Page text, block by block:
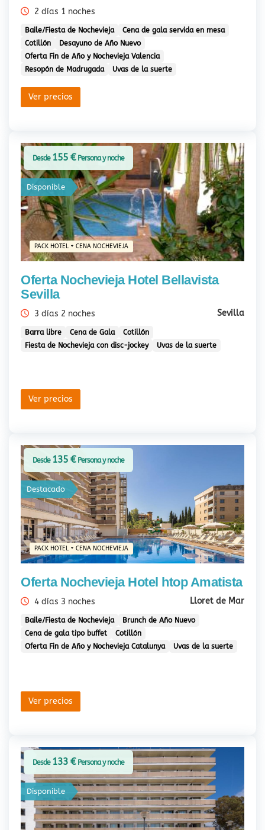
2 días 1 noches
Baile/Fiesta de Nochevieja
Cena de gala servida en mesa
Cotillón
Desayuno de Año Nuevo
Oferta Fin de Año y Nochevieja Valencia
Resopón de Madrugada
Uvas de la suerte
Ver precios
PACK HOTEL + CENA NOCHEVIEJA
Disponible
Oferta Nochevieja Hotel Bellavista
Sevilla
3 días 2 noches Sevilla
Barra libre Cena de Gala
Cotillón
Fiesta de Nochevieja con disc-jockey
Uvas de la suerte
Ver precios
Desde 155 €Persona y noche
PACK HOTEL + CENA NOCHEVIEJA
Destacado
Oferta Nochevieja Hotel htop Amatista
4 días 3 noches Lloret de Mar
Baile/Fiesta de Nochevieja
Brunch de Año Nuevo
Cena de gala tipo buffet
Cotillón
Oferta Fin de Año y Nochevieja Catalunya
Uvas de la suerte
Ver precios
Desde 135 €Persona y noche
Disponible
Desde 133 €Persona y noche